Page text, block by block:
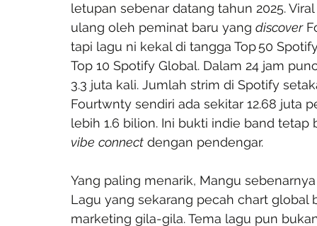
letupan sebenar datang tahun 2025.
ulang oleh peminat baru yang discover
tapi lagu ni kekal di tangga Top 50
Top 10 Spotify Global. Dalam 24 jam
3.3 juta kali. Jumlah strim di Spotify
Fourtwnty sendiri ada sekitar 12.68 juta
lebih 1.6 bilion. Ini bukti indie band
vibe connect dengan pendengar.
Yang paling menarik, Mangu
Lagu yang sekarang pecah chart
marketing gila-gila. Tema lagu pun